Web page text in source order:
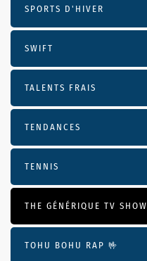
SPORTS D'HIVER
SWIFT
TALENTS FRAIS
TENDANCES
TENNIS
THE GÉNÉRIQUE TV SHOW
TOHU BOHU RAP 🤟